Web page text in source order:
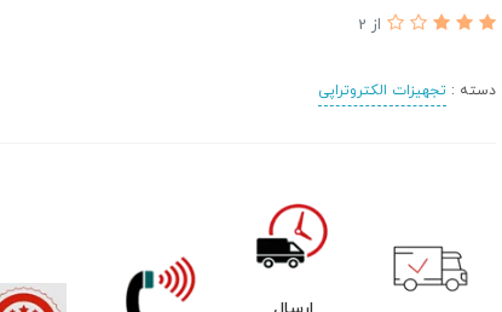
از 2
دسته :تجهیزات الکتروتراپی